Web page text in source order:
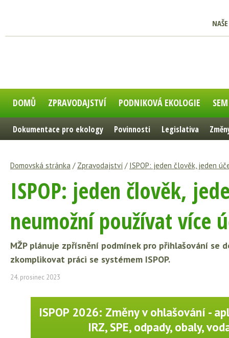
DOMŮ ZPRAVODAJSTVÍ PODNIKOVÁ EKOLOGIE
Dokumentace pro ekology Povinnosti Legislativa
Domovská stránka / Zpravodajství / ISPOP: jeden člověk, jeden
ISPOP: jeden člověk,
neumožní používat více
MŽP plánuje zpřísnění podmínek pro přihlašování se
zkomplikovat práci se systémem ISPOP.
24. prosinec 2023
ISPOP 2026: Změny v ohlašování -
IRZ, SPE, odpady, obaly,